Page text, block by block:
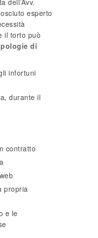
dell’Avv.
esperto
il torto può
di
infortuni
durante il
contratto
propria
e le